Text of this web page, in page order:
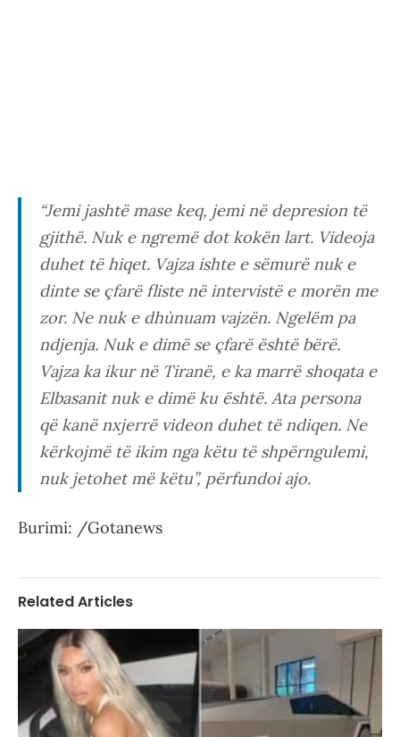
“Jemi jashtë mase keq, jemi në depresion të
gjithë. Nuk e ngremë dot kokën lart. Videoja
duhet të hiqet. Vajza ishte e sëmurë nuk e
dinte se çfarë fliste në intervistë e morën me
zor. Ne nuk e dhùnuam vajzën. Ngelëm pa
ndjenja. Nuk e dimë se çfarë është bërë.
Vajza ka ikur në Tiranë, e ka marrë shoqata e
Elbasanit nuk e dimë ku është. Ata persona
që kanë nxjerrë videon duhet të ndiqen. Ne
kërkojmë të ikim nga këtu të shpërngulemi,
nuk jetohet më këtu”, përfundoi ajo.
Burimi: /Gotanews
Related Articles